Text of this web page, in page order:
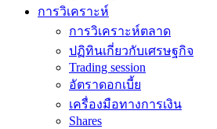
การวิเคราะห์
การวิเคราะห์ตลาด
ปฏิทินเกี่ยวกับเศรษฐกิจ
Trading session
อัตราดอกเบี้ย
เครื่องมือทางการเงิน
Shares